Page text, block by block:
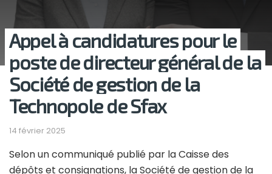
Appel à candidatures pour le
poste de directeur général de la
Société de gestion de la
Technopole de Sfax
14 février 2025
Selon un communiqué publié par la Caisse des
dépôts et consignations, la Société de gestion de la